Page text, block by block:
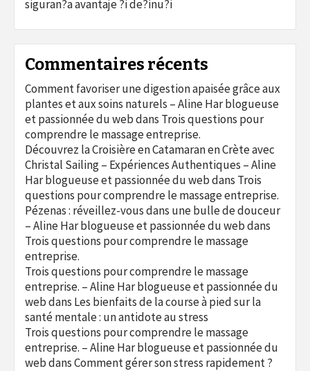
siguran?a avantaje ?i de?inu?i
Commentaires récents
Comment favoriser une digestion apaisée grâce aux
plantes et aux soins naturels – Aline Har blogueuse
et passionnée du webdans Trois questions pour
comprendre le massage entreprise.
Découvrez la Croisière en Catamaran en Crète avec
Christal Sailing – Expériences Authentiques – Aline
Har blogueuse et passionnée du webdans Trois
questions pour comprendre le massage entreprise.
Pézenas : réveillez-vous dans une bulle de douceur
– Aline Har blogueuse et passionnée du webdans
Trois questions pour comprendre le massage
entreprise.
Trois questions pour comprendre le massage
entreprise. – Aline Har blogueuse et passionnée du
webdans Les bienfaits de la course à pied sur la
santé mentale : un antidote au stress
Trois questions pour comprendre le massage
entreprise. – Aline Har blogueuse et passionnée du
webdansComment gérer son stress rapidement ?